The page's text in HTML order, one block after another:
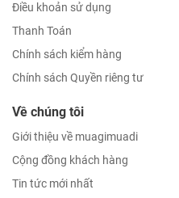
Điều khoản sử dụng
Thanh Toán
Chính sách kiểm hàng
Chính sách Quyền riêng tư
Về chúng tôi
Giới thiệu về muagimuadi
Cộng đồng khách hàng
Tin tức mới nhất